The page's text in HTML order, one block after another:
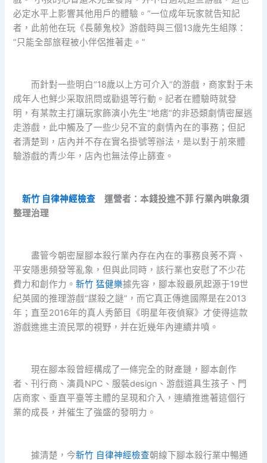
必定水平上影響其他用戶的體驗。”一位成年玩家就告知記
者，此前他在玩《長藤鬼校》游戲時與三個13歲先生組隊：
“只能全部旅程被小伴侶推著走。”
而針對一些明白“18歲以上方可介入”的游戲，商家對于未
成年人也鮮少采取訊問或勸退等行動。記者在體驗時就發
明，有某款主打讓玩家飾演小先生“地痞”的非恐類劇情密屋逃
走游戲，此中觸及了一些少兒不宜的劇情內在的事務；但記
者清楚到，店內并不存在實名掛號等辦法，是以對于前來體
驗游戲的青少年，店內也無法停止篩查。
新竹 自律神經檢查 運營者：本錢投進不菲 行業內哄象須
整理治理
盡管今朝密屋腳本殺行業內存在內在的事務良莠不齊、
平安隱患頻發等亂象，但與此同時，該行業也安慰了不少花
費力和創作力。新竹 猛健樂據先容，腳本殺最夙起源于19世
紀英國的推理游戲“謀殺之謎”，而它真正傳進國際是在2013
年；直至2016年的真人秀節目《明星年夜偵察》才使得這款
游戲進進主流民眾的視野，并在近幾年內連續井噴。
現在腳本殺曾經構成了一條完全的財產鏈，腳本創作
者、刊行商、演員NPC、服裝design、游戲道具生孩子、門
店商家、垂直平臺等主體的呈現和介入，連續推進著這個行
業的成長，并催生了強盛的發明力。
據清楚，今新竹 自律神經檢查朝線下腳本殺行業中暢通